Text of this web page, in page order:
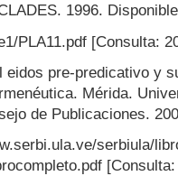
1996.
PLA11.pdf [Consulta:
eidos pre-predicativo y
Mérida.
de Publicaciones.
serbiula/